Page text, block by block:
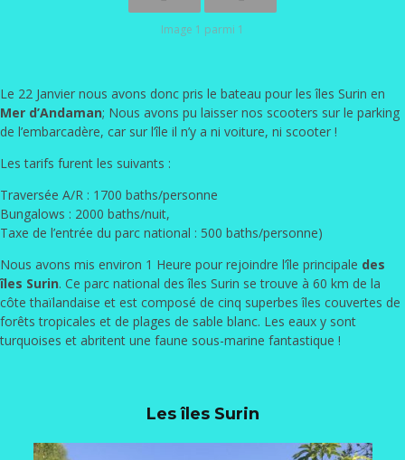
Image 1 parmi 1
Le 22 Janvier nous avons donc pris le bateau pour les îles Surin en
Mer d’Andaman; Nous avons pu laisser nos scooters sur le parking
de l’embarcadère, car sur l’île il n’y a ni voiture, ni scooter !
Les tarifs furent les suivants :
Traversée A/R : 1700 baths/personne
Bungalows : 2000 baths/nuit,
Taxe de l’entrée du parc national : 500 baths/personne)
Nous avons mis environ 1 Heure pour rejoindre l’île principale des
îles Surin. Ce parc national des îles Surin se trouve à 60 km de la
côte thaïlandaise et est composé de cinq superbes îles couvertes de
forêts tropicales et de plages de sable blanc. Les eaux y sont
turquoises et abritent une faune sous-marine fantastique !
Les îles Surin